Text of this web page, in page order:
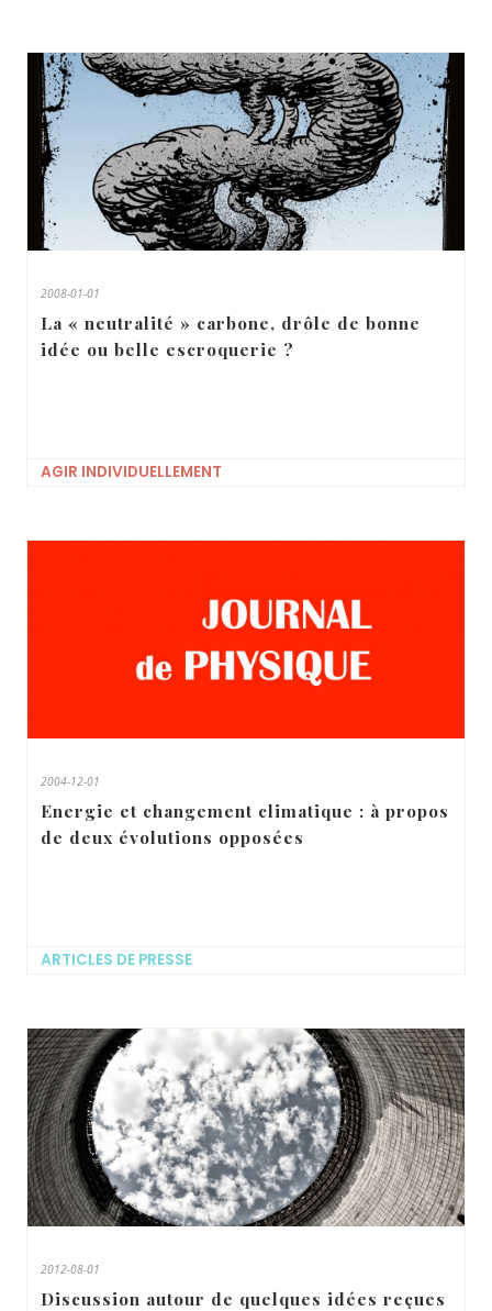
2008-01-01
La « neutralité » carbone, drôle de bonne
idée ou belle escroquerie ?
AGIR INDIVIDUELLEMENT
2004-12-01
Energie et changement climatique : à propos
de deux évolutions opposées
ARTICLES DE PRESSE
2012-08-01
Discussion autour de quelques idées reçues